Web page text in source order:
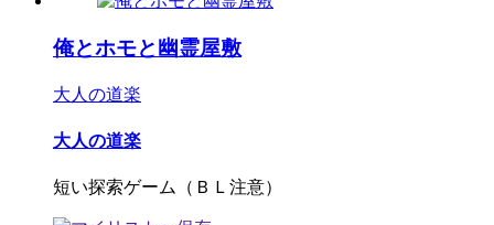
俺とホモと幽霊屋敷
大人の道楽
大人の道楽
短い探索ゲーム（ＢＬ注意）